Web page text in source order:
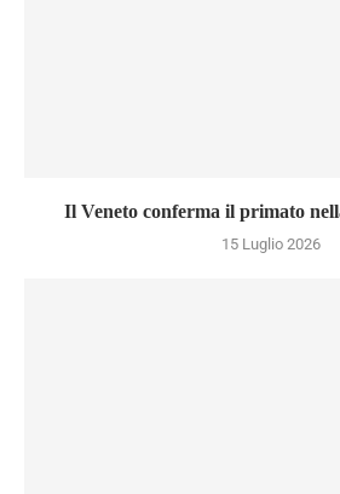
Il Veneto conferma il primato
15 Luglio 2026